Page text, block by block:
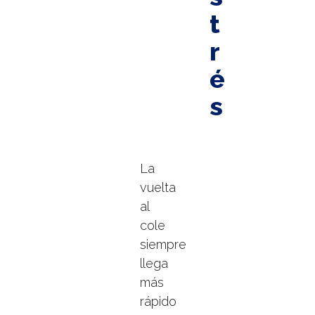
t
r
é
s
La
vuelta
al
cole
siempre
llega
más
rápido